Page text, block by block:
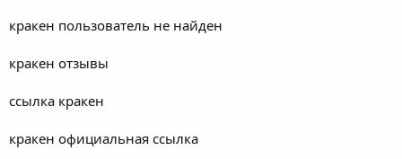
кракен пользователь не найден
кракен отзывы
ссылка кракен
кракен официальная ссылка